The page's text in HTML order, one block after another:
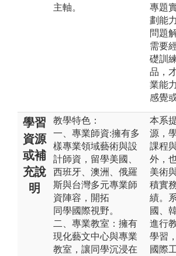
主軸。
專題
劃能
問題
需要
礎訓
品，
業能
感覺
學習
資源
或補
充說
明
教學特色：
一、專業師資:擁有多
樣專業領域藝術與設
計師資，留學美國、
西班牙、澳洲、俄羅
斯與台灣多元專業師
資陣容，開拓
同學國際視野。
二、專業教室：擁有
現化藝文中心與專業
教室，讓同學沉浸在
本系
源，
課程
外，
美術
積實
績。
國、
進行
學習
國際